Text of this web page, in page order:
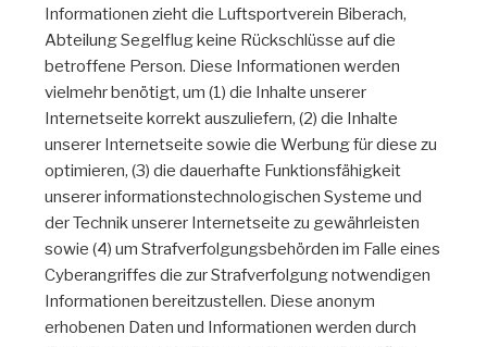
Informationen zieht die Luftsportverein Biberach,
Abteilung Segelflug keine Rückschlüsse auf die
betroffene Person. Diese Informationen werden
vielmehr benötigt, um (1) die Inhalte unserer
Internetseite korrekt auszuliefern, (2) die Inhalte
unserer Internetseite sowie die Werbung für diese zu
optimieren, (3) die dauerhafte Funktionsfähigkeit
unserer informationstechnologischen Systeme und
der Technik unserer Internetseite zu gewährleisten
sowie (4) um Strafverfolgungsbehörden im Falle eines
Cyberangriffes die zur Strafverfolgung notwendigen
Informationen bereitzustellen. Diese anonym
erhobenen Daten und Informationen werden durch